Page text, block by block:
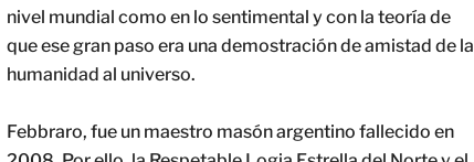
nivel mundial como en lo sentimental y con la teoría de
que ese gran paso era una demostración de amistad de la
humanidad al universo.
Febbraro, fue un maestro masón argentino fallecido en